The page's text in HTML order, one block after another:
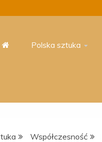
Polska sztuka
Współczesność